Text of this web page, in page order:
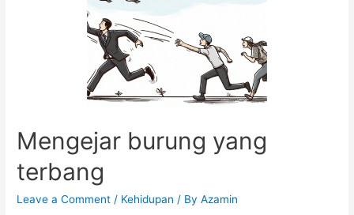
Mengejar burung yang
terbang
Leave a Comment / Kehidupan / ByAzamin